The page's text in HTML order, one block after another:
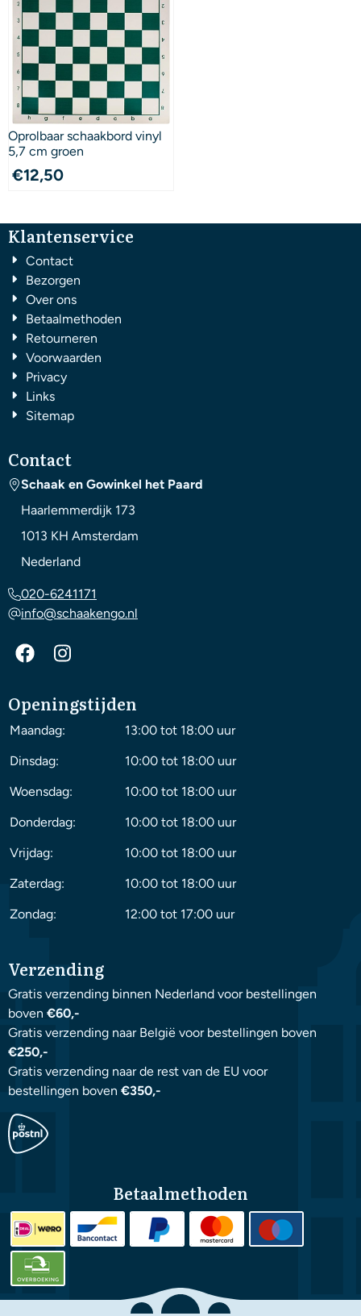
Oprolbaar schaakbord vinyl
5,7 cm groen
€12,50
Klantenservice
Contact
Bezorgen
Over ons
Betaalmethoden
Retourneren
Voorwaarden
Privacy
Links
Sitemap
Contact
Schaak en Gowinkel het Paard
Haarlemmerdijk 173
1013 KH Amsterdam
Nederland
020-6241171
info@schaakengo.nl
Openingstijden
Maandag:
13:00 tot 18:00 uur
Dinsdag:
10:00 tot 18:00 uur
Woensdag:
10:00 tot 18:00 uur
Donderdag:
10:00 tot 18:00 uur
Vrijdag:
10:00 tot 18:00 uur
Zaterdag:
10:00 tot 18:00 uur
Zondag:
12:00 tot 17:00 uur
Verzending
Gratis verzending binnen Nederland voor bestellingen
boven €60,-
Gratis verzending naar België voor bestellingen boven
€250,-
Gratis verzending naar de rest van de EU voor
bestellingen boven €350,-
Betaalmethoden